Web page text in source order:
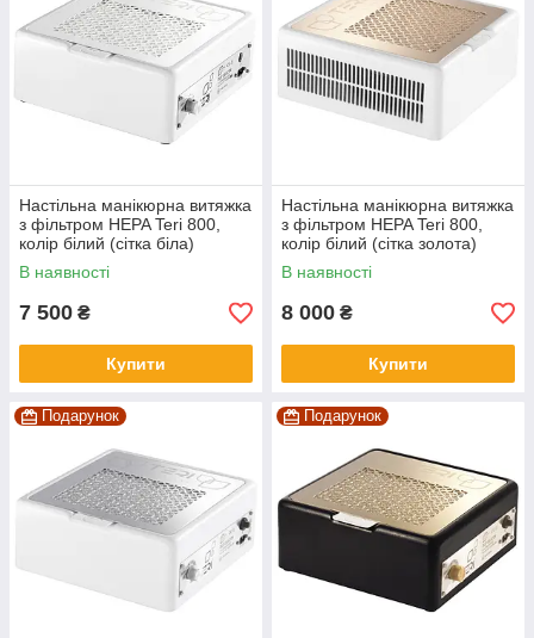
Настільна манікюрна витяжка
з фільтром HEPA Teri 800,
колір білий (сітка біла)
В наявності
7 500 ₴
Купити
Настільна манікюрна витяжка
з фільтром HEPA Teri 800,
колір білий (сітка золота)
В наявності
8 000 ₴
Купити
Подарунок Подарунок